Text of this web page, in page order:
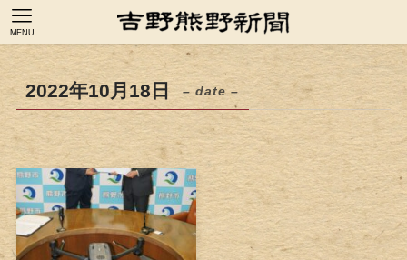
MENU
2022年10月18日 – date –